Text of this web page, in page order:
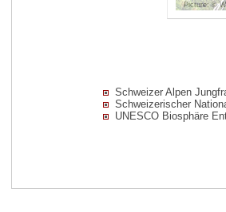
Picture: ©
Schweizer Alpen
Schweizerischer
UNESCO Biosphäre